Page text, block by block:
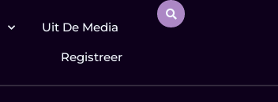
Uit De Media
Registreer